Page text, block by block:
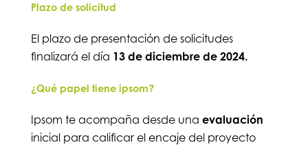
Plazo de solicitud
El plazo de presentación de solicitudes
finalizará el día 13 de diciembre de 2024.
¿Qué papel tiene ipsom?
Ipsom te acompaña desde una evaluación
inicial para calificar el encaje del proyecto